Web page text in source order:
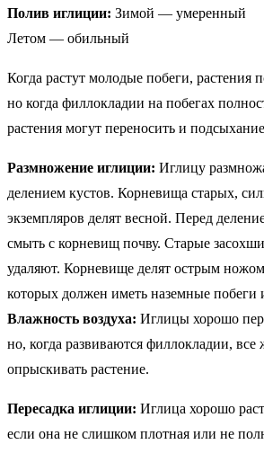
Полив иглиции: Зимой — умеренный
Летом — обильный
Когда растут молодые побеги, растения
но когда филлокладии на побегах
растения могут переносить и
Размножение иглиции: Иглицу
делением кустов. Корневища старых,
экземпляров делят весной. Перед
смыть с корневищ почву. Старые
удаляют. Корневище делят острым
которых должен иметь наземные побеги
Влажность воздуха: Иглицы хорошо
но, когда развиваются филлокладии, все
опрыскивать растение.
Пересадка иглиции: Иглица хорошо
если она не слишком плотная или не